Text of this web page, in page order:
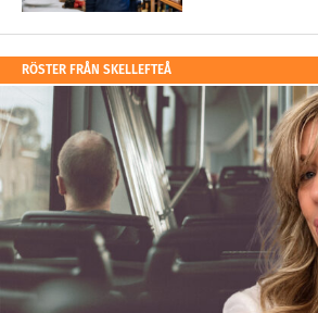
RÖSTER FRÅN SKELLEFTEÅ